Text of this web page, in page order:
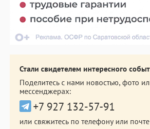
Стали свидетелем интересного
Поделитесь с нами новостью, фото
мессенджерах:
+7 927 132-57-91
или свяжитесь по телефону или почте